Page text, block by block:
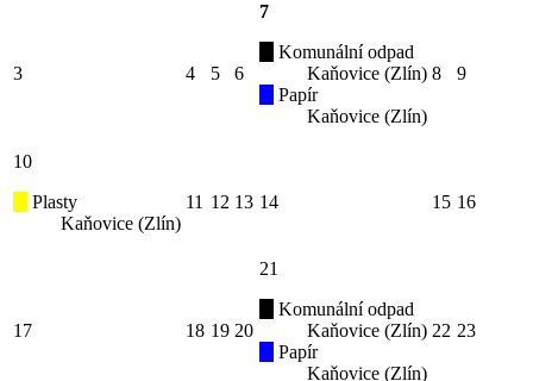
3 4 5 6
7
Komunální odpad
Kaňovice (Zlín)
Papír
Kaňovice (Zlín)
8 9
10
Plasty
Kaňovice (Zlín)
11 12 13 14 15 16
17 18 19 20
21
Komunální odpad
Kaňovice (Zlín)
Papír
Kaňovice (Zlín)
22 23